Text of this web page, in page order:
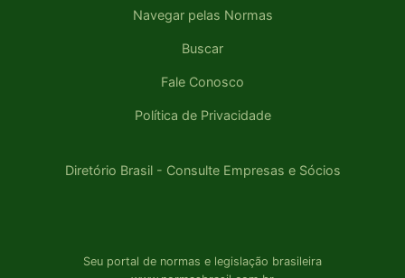
Navegar pelas Normas
Buscar
Fale Conosco
Política de Privacidade
Diretório Brasil - Consulte Empresas e Sócios
Seu portal de normas e legislação brasileira